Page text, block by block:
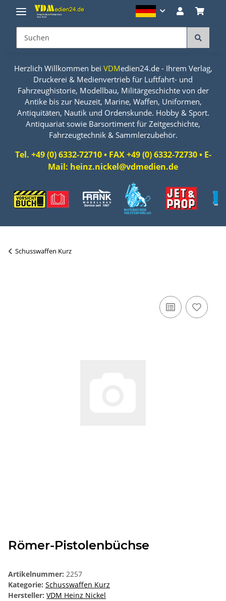
Herzlich Willkommen bei VDMedien24.de - Ihrem Verlag,
Druckerei & Medienvertrieb für Luftfahrt- und
Fahrzeughistorie, Modellbau, Militärgeschichte von der
Antike bis zur Neuzeit, Marine, Waffen, Uniformen,
Antiquitäten, Nautik und Ordenskunde. Hobby & Sport.
Antiquariat sowie Barsortiment für Zeitgeschichte,
Fahrzeugtechnik & Sammlerzubehör.
Tel. +49 (0) 6332-72710 • FAX +49 (0) 6332-72730 • E-
Mail: heinz.nickel@vdmedien.de
Schusswaffen Kurz
Römer-Pistolenbüchse
Artikelnummer: 2257
Kategorie: Schusswaffen Kurz
Hersteller: VDM Heinz Nickel